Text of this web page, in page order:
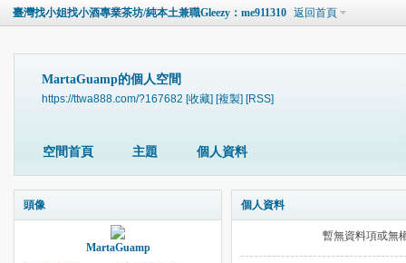
臺灣找小姐找小酒專業茶坊/純本土兼職Gleezy：me911310 返回首頁
MartaGuamp的個人空間
https://ttwa888.com/?167682 [收藏] [複製] [RSS]
空間首頁 主題 個人資料
頭像
MartaGuamp
個人資料
暫無資料項或無